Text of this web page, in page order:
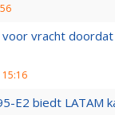
vracht
15:16
E2 biedt LATAM